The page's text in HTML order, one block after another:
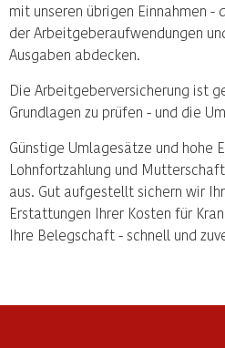
mit unseren übrigen Einnahmen -
der Arbeitgeberaufwendungen
Ausgaben abdecken.
Die Arbeitgeberversicherung ist
Grundlagen zu prüfen - und die
Günstige Umlagesätze und hohe
Lohnfortzahlung und
aus. Gut aufgestellt sichern wir
Erstattungen Ihrer Kosten für
Ihre Belegschaft - schnell und